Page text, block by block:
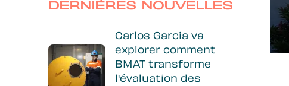
Sidebar
DERNIÈRES NOUVELLES
Carlos Garcia va
explorer comment
BMAT transforme
l'évaluation des